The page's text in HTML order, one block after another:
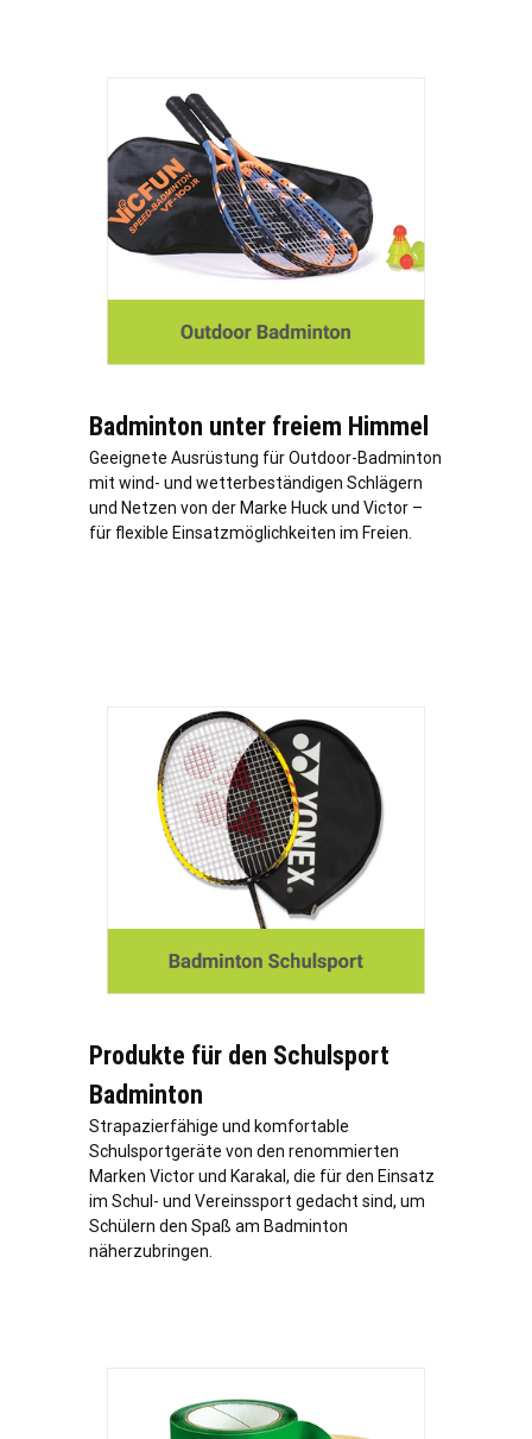
Badminton unter freiem Himmel
Geeignete Ausrüstung für Outdoor-Badminton
mit wind- und wetterbeständigen Schlägern
und Netzen von der Marke Huck und Victor –
für flexible Einsatzmöglichkeiten im Freien.
Produkte für den Schulsport
Badminton
Strapazierfähige und komfortable
Schulsportgeräte von den renommierten
Marken Victor und Karakal, die für den Einsatz
im Schul- und Vereinssport gedacht sind, um
Schülern den Spaß am Badminton
näherzubringen.